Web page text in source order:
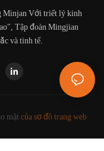
Minjan Với triết lý kinh
Tập đoàn Mingjian
và tinh tế.
mật của sơ đồ trang web